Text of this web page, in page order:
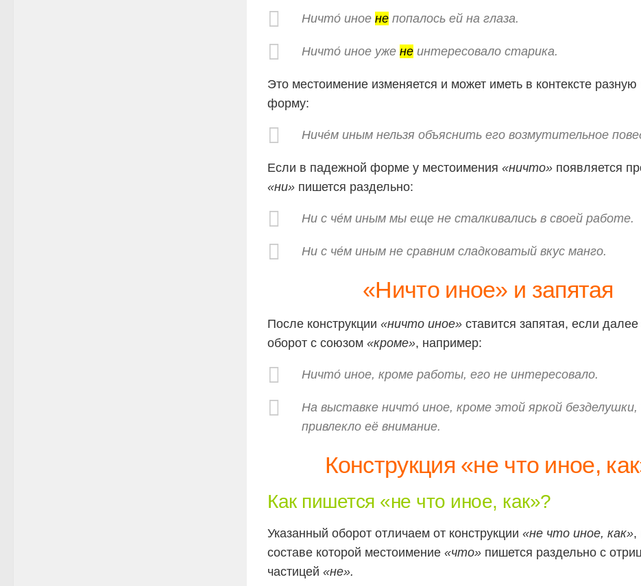
Ничто́ иное не попалось ей на глаза.
Ничто́ иное уже не интересовало старика.
Это местоимение изменяется и может иметь в контексте
форму:
Ниче́м иным нельзя объяснить его возмутительное
Если в падежной форме у местоимения «ничто» появляется
«ни» пишется раздельно:
Ни с че́м иным мы еще не сталкивались в своей работе.
Ни с че́м иным не сравним сладковатый вкус манго.
«Ничто иное» и запятая
После конструкции «ничто иное» ставится запятая, если
оборот с союзом «кроме», например:
Ничто́ иное, кроме работы, его не интересовало.
На выставке ничто́ иное, кроме этой яркой
привлекло её внимание.
Конструкция «не что иное,
Как пишется «не что иное, как»?
Указанный оборот отличаем от конструкции «не что иное, как»,
составе которой местоимение «что» пишется раздельно с
частицей «не».